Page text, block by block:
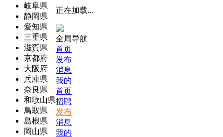
岐阜県
静岡県
愛知県
三重県
滋賀県
京都府
大阪府
兵庫県
奈良県
和歌山県
鳥取県
島根県
岡山県
正在加载...
全局导航
首页
发布
消息
我的
首页
招聘
发布
消息
我的